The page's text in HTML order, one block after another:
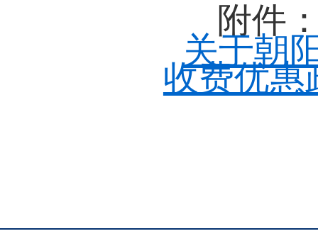
附件
关于朝
收费优惠